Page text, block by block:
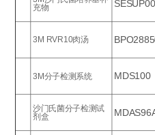
充物
3M RVR10肉汤
3M分子检测系统 MDS100
沙门氏菌分子检测试
剂盒